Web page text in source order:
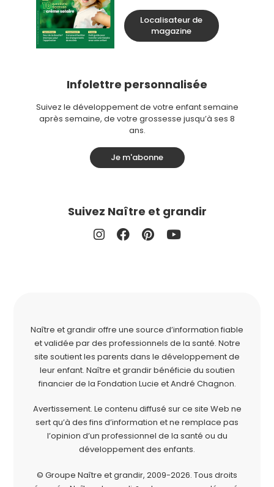
Localisateur de
magazine
Infolettre personnalisée
Suivez le développement de votre enfant semaine
après semaine, de votre grossesse jusqu’à ses 8
ans.
Je m'abonne
Suivez Naître et grandir
Naître et grandir offre une source d’information fiable
et validée par des professionnels de la santé. Notre
site soutient les parents dans le développement de
leur enfant. Naître et grandir bénéficie du soutien
financier de la Fondation Lucie et André Chagnon.
Avertissement. Le contenu diffusé sur ce site Web ne
sert qu’à des fins d’information et ne remplace pas
l’opinion d’un professionnel de la santé ou du
développement des enfants.
© Groupe Naître et grandir, 2009-2026. Tous droits